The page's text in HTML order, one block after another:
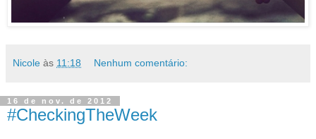
Nicole às 11:18 Nenhum comentário:
16 de nov. de 2012
#CheckingTheWeek